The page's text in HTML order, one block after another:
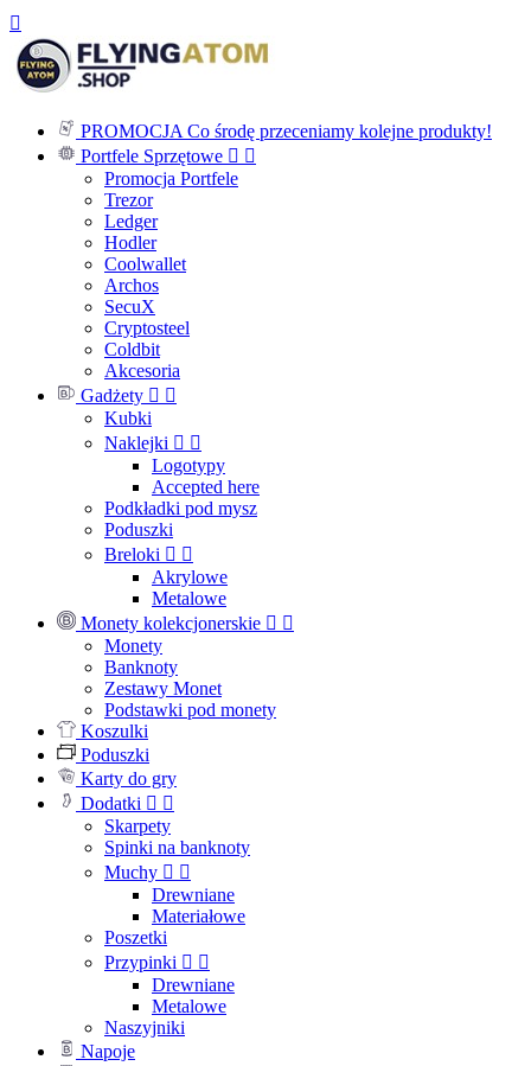

PROMOCJA Co środę przeceniamy kolejne produkty!
Portfele Sprzętowe  
Promocja Portfele
Trezor
Ledger
Hodler
Coolwallet
Archos
SecuX
Cryptosteel
Coldbit
Akcesoria
Gadżety  
Kubki
Naklejki  
Logotypy
Accepted here
Podkładki pod mysz
Poduszki
Breloki  
Akrylowe
Metalowe
Monety kolekcjonerskie  
Monety
Banknoty
Zestawy Monet
Podstawki pod monety
Koszulki
Poduszki
Karty do gry
Dodatki  
Skarpety
Spinki na banknoty
Muchy  
Drewniane
Materiałowe
Poszetki
Przypinki  
Drewniane
Metalowe
Naszyjniki
Napoje